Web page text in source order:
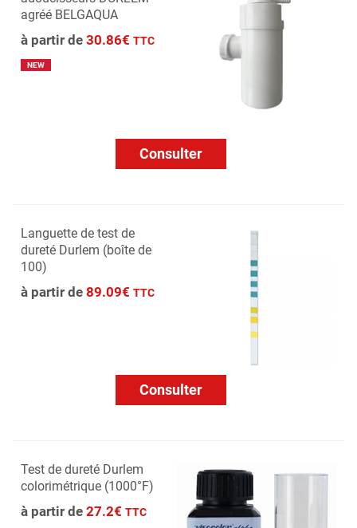
agréé BELGAQUA
à partir de 30.86€ TTC
NEW
Consulter
Languette de test de
dureté Durlem (boîte de
100)
à partir de 89.09€ TTC
Consulter
Test de dureté Durlem
colorimétrique (1000°F)
à partir de 27.2€ TTC